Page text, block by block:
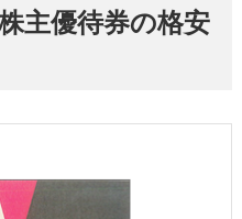
主優待券の格安